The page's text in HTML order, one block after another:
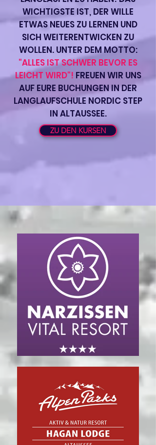
WICHTIGSTE IST, DER WILLE
ETWAS NEUES ZU LERNEN UND
SICH WEITERENTWICKEN ZU
WOLLEN. UNTER DEM MOTTO:
"ALLES IST SCHWER BEVOR ES
LEICHT WIRD"! FREUEN WIR UNS
AUF EURE BUCHUNGEN IN DER
LANGLAUFSCHULE NORDIC STEP
IN ALTAUSSEE.
ZU DEN KURSEN